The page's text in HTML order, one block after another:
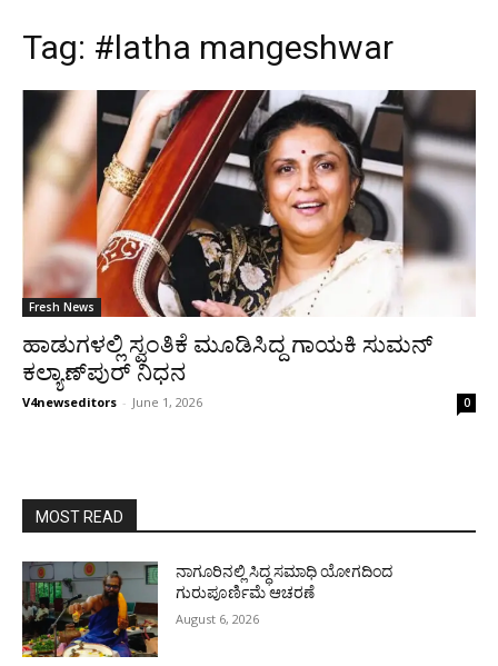
Tag: #latha mangeshwar
Fresh News
ಹಾಡುಗಳಲ್ಲಿ ಸ್ವಂತಿಕೆ ಮೂಡಿಸಿದ್ದ ಗಾಯಕಿ ಸುಮನ್
ಕಲ್ಯಾಣ್‍ಪುರ್ ನಿಧನ
V4newseditors - June 1, 2026 0
MOST READ
ನಾಗೂರಿನಲ್ಲಿ ಸಿದ್ಧ ಸಮಾಧಿ ಯೋಗದಿಂದ
ಗುರುಪೂರ್ಣಿಮೆ ಆಚರಣೆ
August 6, 2026